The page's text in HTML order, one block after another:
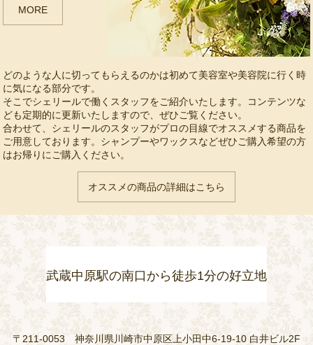
MORE
どのような人に切ってもらえるのかは初めて美容室や美容院に行く時
に気になる部分です。
そこでシェリールで働くスタッフをご紹介いたします。コンテンツな
ども定期的に更新いたしますので、ぜひご覧ください。
合わせて、シェリールのスタッフがプロの目線でオススメする商品を
ご用意しております。シャンプーやワックスなどぜひご購入希望の方
はお帰りにご購入ください。
オススメの商品の詳細はこちら
武蔵中原駅の南口から徒歩1分の好立地
〒211-0053 神奈川県川崎市中原区上小田中6-19-10 白井ビル2F